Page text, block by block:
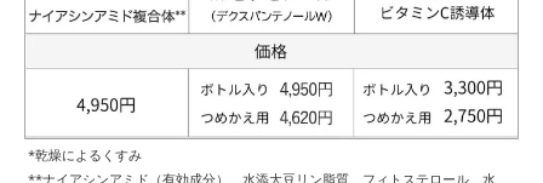
*乾燥によるくすみ
**ナイアシンアミド（有効成分）、水添大豆リン脂質、フィトステロール、水